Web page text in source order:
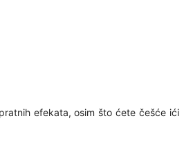
efekata, osim što ćete češće ići